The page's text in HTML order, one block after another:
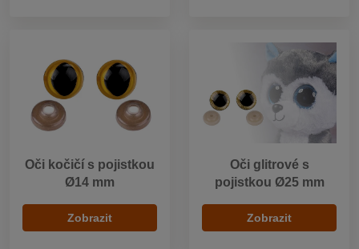
Oči kočičí s pojistkou
Ø14 mm
Zobrazit
Oči glitrové s
pojistkou Ø25 mm
Zobrazit